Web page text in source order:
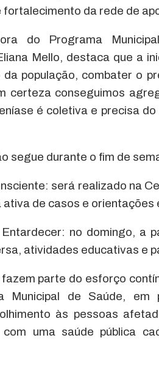
fortalecimento da rede de
do Programa
Mello, destaca que a
da população, combater o
certeza conseguimos
é coletiva e precisa
segue durante o fim de
será realizado na
ativa de casos e orientações
no domingo, a
atividades educativas e
parte do esforço
Municipal de Saúde, em
às pessoas
com uma saúde pública